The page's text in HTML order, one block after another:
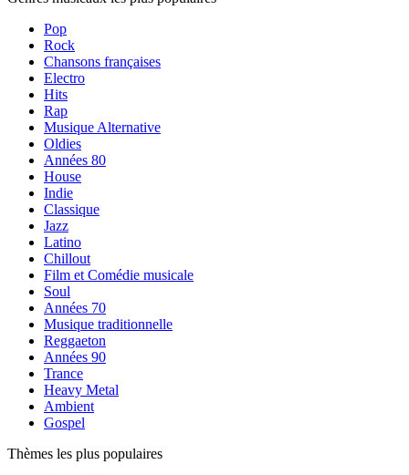
Pop
Rock
Chansons françaises
Electro
Hits
Rap
Musique Alternative
Oldies
Années 80
House
Indie
Classique
Jazz
Latino
Chillout
Film et Comédie musicale
Soul
Années 70
Musique traditionnelle
Reggaeton
Années 90
Trance
Heavy Metal
Ambient
Gospel
Thèmes les plus populaires